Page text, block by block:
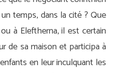
un temps, dans la cité ? Que
à Eleftherna, il est certain
de sa maison et participa à
en leur inculquant les